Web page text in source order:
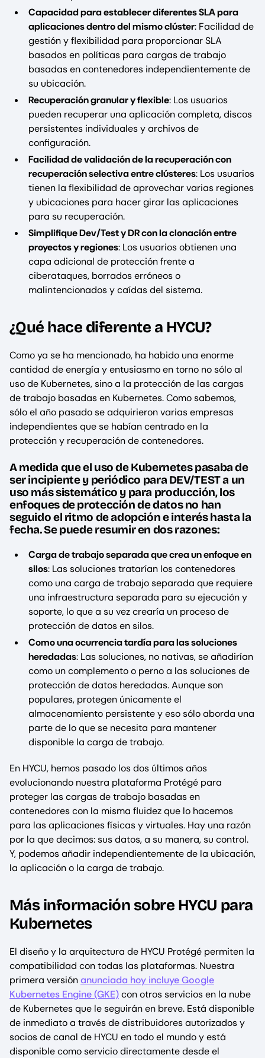
Capacidad para establecer diferentes SLA para
aplicaciones dentro del mismo clúster: Facilidad de
gestión y flexibilidad para proporcionar SLA
basados en políticas para cargas de trabajo
basadas en contenedores independientemente de
su ubicación.
Recuperación granular y flexible: Los usuarios
pueden recuperar una aplicación completa, discos
persistentes individuales y archivos de
configuración.
Facilidad de validación de la recuperación con
recuperación selectiva entre clústeres: Los usuarios
tienen la flexibilidad de aprovechar varias regiones
y ubicaciones para hacer girar las aplicaciones
para su recuperación.
Simplifique Dev/Test y DR con la clonación entre
proyectos y regiones: Los usuarios obtienen una
capa adicional de protección frente a
ciberataques, borrados erróneos o
malintencionados y caídas del sistema.
¿Qué hace diferente a HYCU?
Como ya se ha mencionado, ha habido una enorme
cantidad de energía y entusiasmo en torno no sólo al
uso de Kubernetes, sino a la protección de las cargas
de trabajo basadas en Kubernetes. Como sabemos,
sólo el año pasado se adquirieron varias empresas
independientes que se habían centrado en la
protección y recuperación de contenedores.
A medida que el uso de Kubernetes pasaba de
ser incipiente y periódico para DEV/TEST a un
uso más sistemático y para producción, los
enfoques de protección de datos no han
seguido el ritmo de adopción e interés hasta la
fecha. Se puede resumir en dos razones:
Carga de trabajo separada que crea un enfoque en
silos: Las soluciones tratarían los contenedores
como una carga de trabajo separada que requiere
una infraestructura separada para su ejecución y
soporte, lo que a su vez crearía un proceso de
protección de datos en silos.
Como una ocurrencia tardía para las soluciones
heredadas: Las soluciones, no nativas, se añadirían
como un complemento o perno a las soluciones de
protección de datos heredadas. Aunque son
populares, protegen únicamente el
almacenamiento persistente y eso sólo aborda una
parte de lo que se necesita para mantener
disponible la carga de trabajo.
En HYCU, hemos pasado los dos últimos años
evolucionando nuestra plataforma Protégé para
proteger las cargas de trabajo basadas en
contenedores con la misma fluidez que lo hacemos
para las aplicaciones físicas y virtuales. Hay una razón
por la que decimos: sus datos, a su manera, su control.
Y, podemos añadir independientemente de la ubicación,
la aplicación o la carga de trabajo.
Más información sobre HYCU para
Kubernetes
El diseño y la arquitectura de HYCU Protégé permiten la
compatibilidad con todas las plataformas. Nuestra
primera versiónanunciada hoy incluye Google
Kubernetes Engine (GKE)con otros servicios en la nube
de Kubernetes que le seguirán en breve. Está disponible
de inmediato a través de distribuidores autorizados y
socios de canal de HYCU en todo el mundo y está
disponible como servicio directamente desde el